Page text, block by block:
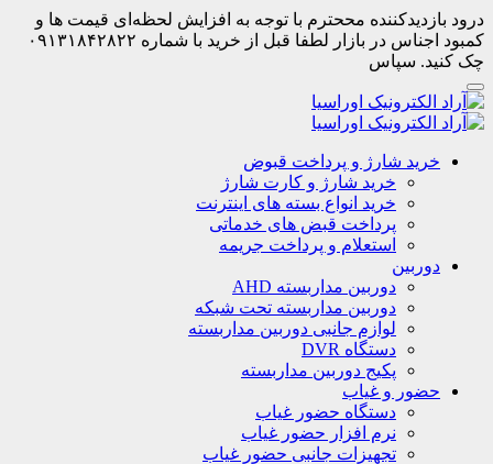
درود بازدیدکننده مححترم با توجه به افزایش لحظه‌ای قیمت ها و
کمبود اجناس در بازار لطفا قبل از خرید با شماره ۰۹۱۳۱۸۴۲۸۲۲
چک کنید. سپاس
خرید شارژ و پرداخت قبوض
خرید شارژ و کارت شارژ
خرید انواع بسته های اینترنت
پرداخت قبض های خدماتی
استعلام و پرداخت جریمه
دوربین
دوربین مداربسته AHD
دوربین مداربسته تحت شبکه
لوازم جانبی دوربین مداربسته
دستگاه DVR
پکیج دوربین مداربسته
حضور و غیاب
دستگاه حضور غیاب
نرم افزار حضور غیاب
تجهیزات جانبی حضور غیاب